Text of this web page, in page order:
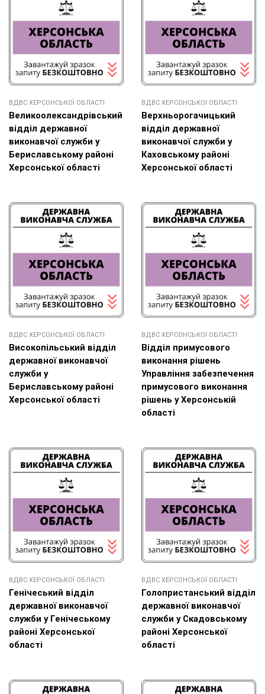
ВДВС ХЕРСОНСЬКОЇ ОБЛАСТІ
Великоолександрівський
відділ державної
виконавчої служби у
Бериславському районі
Херсонської області
ВДВС ХЕРСОНСЬКОЇ ОБЛАСТІ
Верхньорогачицький
відділ державної
виконавчої служби у
Каховському районі
Херсонської області
ВДВС ХЕРСОНСЬКОЇ ОБЛАСТІ
Високопільський відділ
державної виконавчої
служби у
Бериславському районі
Херсонської області
ВДВС ХЕРСОНСЬКОЇ ОБЛАСТІ
Відділ примусового
виконання рішень
Управління забезпечення
примусового виконання
рішень у Херсонській
області
ВДВС ХЕРСОНСЬКОЇ ОБЛАСТІ
Генічеський відділ
державної виконавчої
служби у Генічеському
районі Херсонської
області
ВДВС ХЕРСОНСЬКОЇ ОБЛАСТІ
Голопристанський відділ
державної виконавчої
служби у Скадовському
районі Херсонської
області